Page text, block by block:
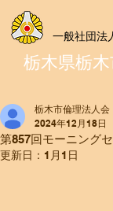
一般社団法
栃木県栃
第857回モーニング
栃木市倫理法人会
2024年12月18日
更新日： 1月1日